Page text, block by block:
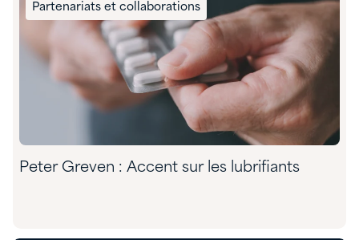
Partenariats et collaborations
Peter Greven : Accent sur les lubrifiants